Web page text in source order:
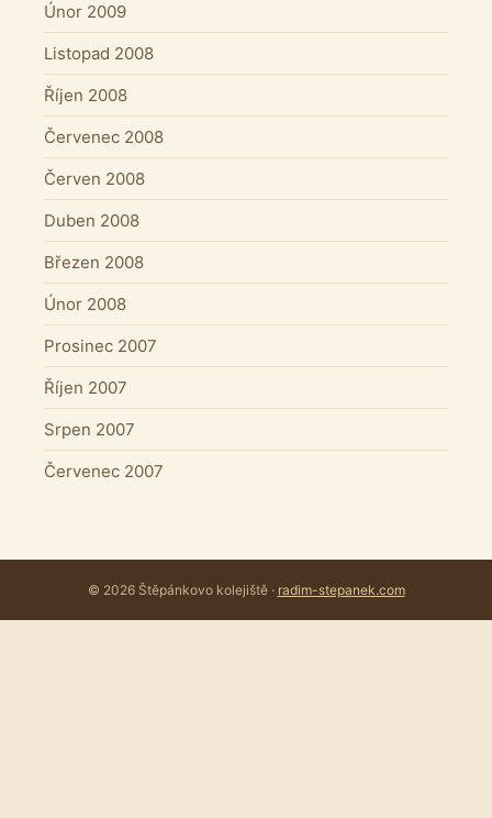
Únor 2009
Listopad 2008
Říjen 2008
Červenec 2008
Červen 2008
Duben 2008
Březen 2008
Únor 2008
Prosinec 2007
Říjen 2007
Srpen 2007
Červenec 2007
© 2026 Štěpánkovo kolejiště · radim-stepanek.com